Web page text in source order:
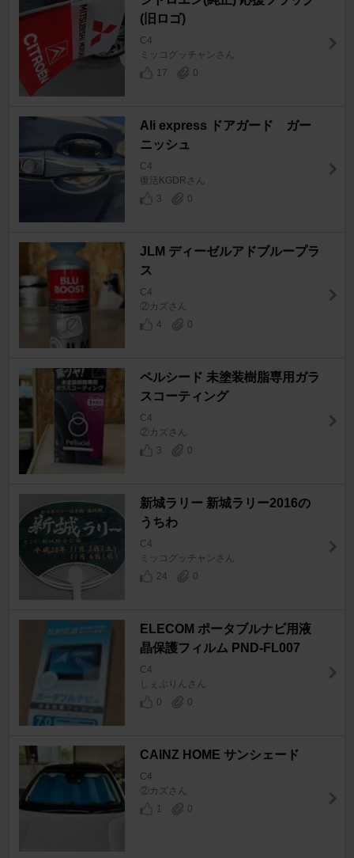
(旧ロゴ)
C4
ミッコグッチャンさん
17
0
Ali express ドアガード ガー
ニッシュ
C4
復活KGDRさん
3
0
JLM ディーゼルアドブループラ
ス
C4
②カズさん
4
0
ペルシード 未塗装樹脂専用ガラ
スコーティング
C4
②カズさん
3
0
新城ラリー 新城ラリー2016の
うちわ
C4
ミッコグッチャンさん
24
0
ELECOM ポータブルナビ用液
晶保護フィルム PND-FL007
C4
しぇぶりんさん
0
0
CAINZ HOME サンシェード
C4
②カズさん
1
0